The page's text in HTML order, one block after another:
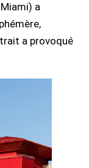
a
a provoqué